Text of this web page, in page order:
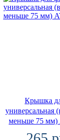
Крышка
универсальная
меньше 75 мм)